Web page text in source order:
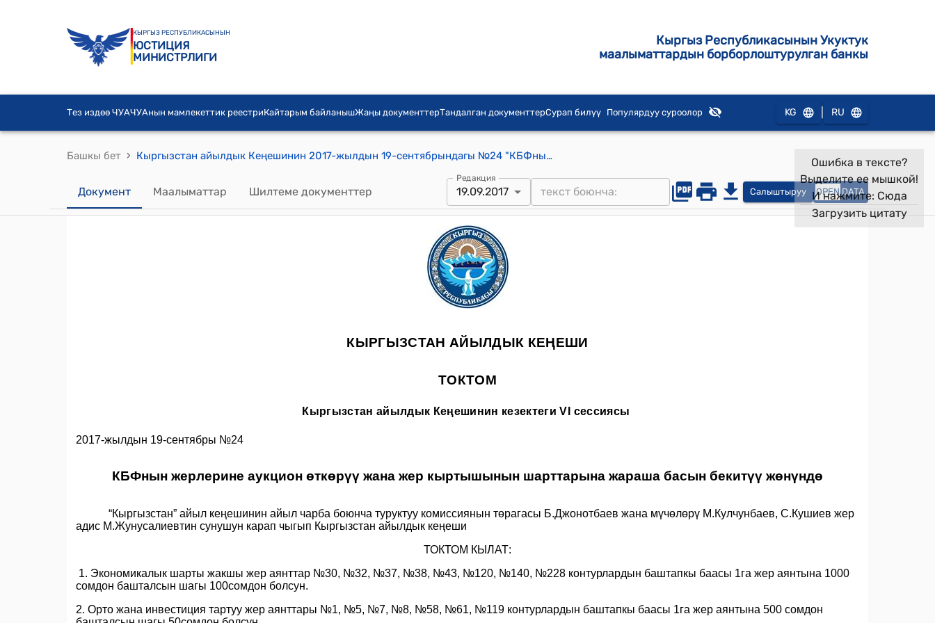
КЫРГЫЗ РЕСПУБЛИКАСЫНЫН
ЮСТИЦИЯ
МИНИСТРЛИГИ
Кыргыз Республикасынын Укуктук
маалыматтардын борборлоштурулган банкы
Тез издөө ЧУАЧУАнын мамлекеттик реестриКайтарым байланышЖаңы документтерТандалган документтерСурап билүү Популярдуу суроолор KG RU
Башкы бет › Кыргызстан айылдык Кеңешинин 2017-жылдын 19-сентябрындагы №24 "КБФнын жерлерине аукцион өткөрүү жана жер кыртышынын шарттарына жараша басын бекитүү жөнүндө" токтому
Документ Маалыматтар Шилтеме документтер
Редакция
19.09.2017 Салыштыруу OPEN DATA
Ошибка в тексте?
Выделите ее мышкой!
И нажмите: Сюда
Загрузить цитату